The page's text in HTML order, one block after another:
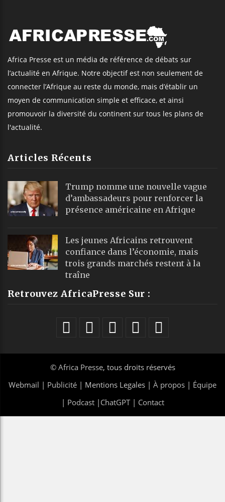
Africa Presse est un média de référence de débats sur
l’actualité en Afrique. Notre objectif est non seulement de
connecter l’Afrique au reste du monde, mais d’établir un
moyen de communication simple et efficace, et ainsi
promouvoir la diversité du continent sur tous les plans de
l'actualité.
Articles Récents
Trump nomme une nouvelle vague
d’ambassadeurs pour renforcer la
présence américaine en Afrique
Les jeunes Africains retrouvent
confiance dans l’économie, mais
trois grands marchés restent à la
traîne
Retrouvez AfricaPresse Sur :
© Africa Presse, tous droits réservés
Webmail | Publicité | Mentions Legales | À propos | Équipe
| Podcast| ChatGPT| Contact